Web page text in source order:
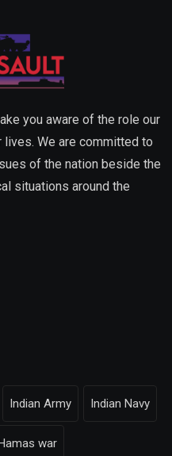
you aware of the role our
We are committed to
of the nation beside the
situations around the
Indian Army Indian Navy
war